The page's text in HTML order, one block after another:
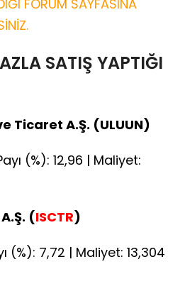
FORUM SAYFASINA
SATIŞ YAPTIĞI
Ticaret A.Ş. (ULUUN)
(%): 12,96 | Maliyet:
(ISCTR)
(%): 7,72 | Maliyet: 13,304